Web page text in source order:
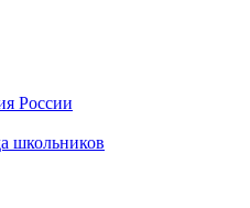
России
школьников